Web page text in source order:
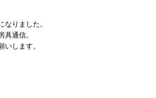
なりました。
具通信。
いします。